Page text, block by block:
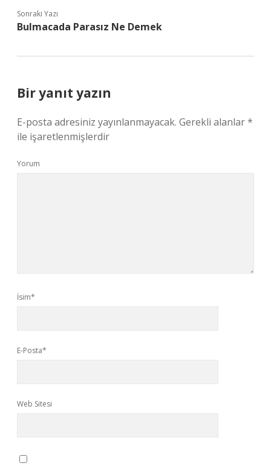
Sonraki Yazı
Bulmacada Parasız Ne Demek
Bir yanıt yazın
E-posta adresiniz yayınlanmayacak. Gerekli alanlar*
ile işaretlenmişlerdir
Yorum
İsim*
E-Posta*
Web Sitesi